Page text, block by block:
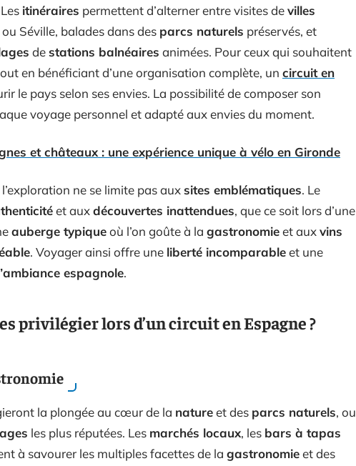
itinéraires permettent d’alterner entre visites devilles
Séville, balades dans des parcs naturels préservés, et
destations balnéaires animées. Pour ceux qui souhaitent
en bénéficiant d’une organisation complète, un circuit en
le pays selon ses envies. La possibilité de composer son
voyage personnel et adapté aux envies du moment.
et châteaux : une expérience unique à vélo en Gironde
ne se limite pas auxsites emblématiques. Le
et auxdécouvertes inattendues, que ce soit lors d’une
auberge typiqueoù l’on goûte à la gastronomieet auxvins
. Voyager ainsi offre une liberté incomparableet une
espagnole.
privilégier lors d’un circuit en Espagne ?
la plongée au cœur de la natureet des parcs naturels, ou
les plus réputées. Les marchés locaux, les bars à tapas
à savourer les multiples facettes de la gastronomieet des